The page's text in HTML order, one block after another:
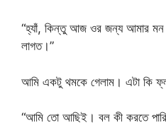
“হ্যাঁ, কিন্তু আজ ওর জন্য আমার মন
লাগত।”
আমি একটু থমকে গেলাম। এটা কি
“আমি তো আছিই। বল কী করতে